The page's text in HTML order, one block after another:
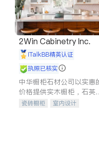
2Win Cabinetry Inc.
iTalkBB精英认证
执照已核实
中华橱柜石材公司以实惠
价格提供实木橱柜，石英
台面，多种优质不锈钢水
瓷砖橱柜
室内设计